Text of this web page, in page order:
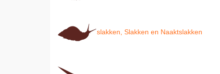
slakken, Slakken en Naaktslakken